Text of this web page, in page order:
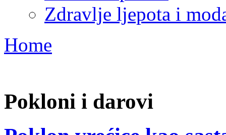
Zdravlje ljepota i
Home
Pokloni i darovi